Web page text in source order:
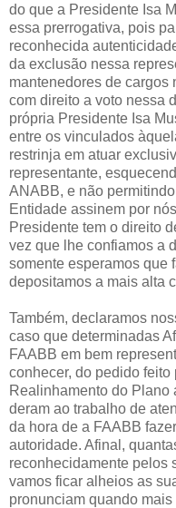
do que a Presidente Isa
essa prerrogativa, pois
reconhecida
da exclusão nessa
mantenedores de cargos
com direito a voto nessa
própria Presidente Isa
entre os vinculados
restrinja em atuar
representante,
ANABB, e não
Entidade assinem por
Presidente tem o direito
vez que lhe confiamos a
somente esperamos que
depositamos a mais alta
Também, declaramos
caso que determinadas
FAABB em bem
conhecer, do pedido
Realinhamento do Plano
deram ao trabalho de
da hora de a FAABB
autoridade. Afinal,
reconhecidamente pelos
vamos ficar alheios as
pronunciam quando